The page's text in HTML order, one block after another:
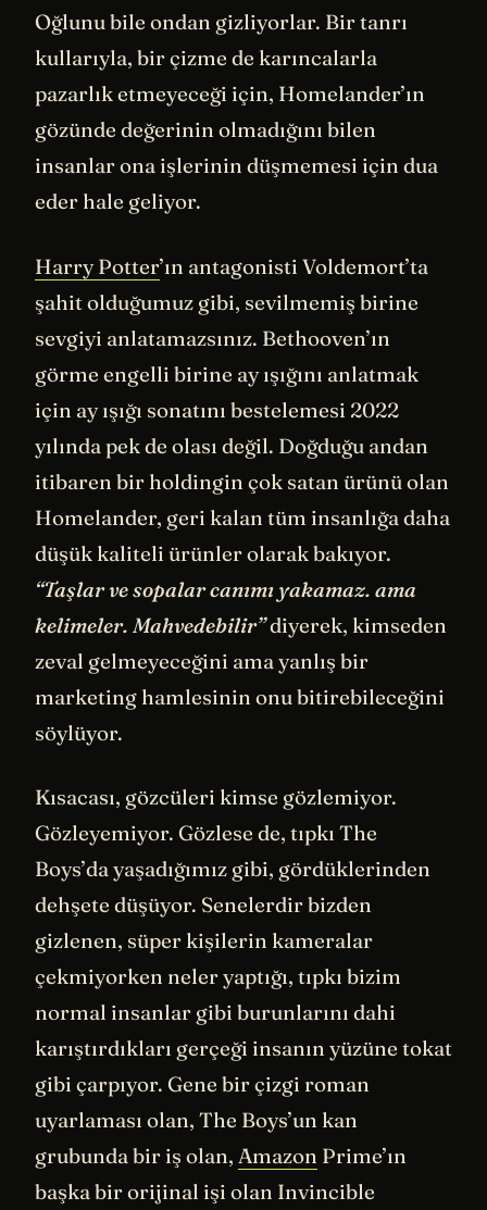
Oğlunu bile ondan gizliyorlar. Bir tanrı
kullarıyla, bir çizme de karıncalarla
pazarlık etmeyeceği için, Homelander’ın
gözünde değerinin olmadığını bilen
insanlar ona işlerinin düşmemesi için dua
eder hale geliyor.
Harry Potter’ın antagonisti Voldemort’ta
şahit olduğumuz gibi, sevilmemiş birine
sevgiyi anlatamazsınız. Bethooven’ın
görme engelli birine ay ışığını anlatmak
için ay ışığı sonatını bestelemesi 2022
yılında pek de olası değil. Doğduğu andan
itibaren bir holdingin çok satan ürünü olan
Homelander, geri kalan tüm insanlığa daha
düşük kaliteli ürünler olarak bakıyor.
“Taşlar ve sopalar canımı yakamaz. ama
kelimeler. Mahvedebilir”diyerek, kimseden
zeval gelmeyeceğini ama yanlış bir
marketing hamlesinin onu bitirebileceğini
söylüyor.
Kısacası, gözcüleri kimse gözlemiyor.
Gözleyemiyor. Gözlese de, tıpkı The
Boys’da yaşadığımız gibi, gördüklerinden
dehşete düşüyor. Senelerdir bizden
gizlenen, süper kişilerin kameralar
çekmiyorken neler yaptığı, tıpkı bizim
normal insanlar gibi burunlarını dahi
karıştırdıkları gerçeği insanın yüzüne tokat
gibi çarpıyor. Gene bir çizgi roman
uyarlaması olan, The Boys’un kan
grubunda bir iş olan, Amazon Prime’ın
başka bir orijinal işi olan Invincible